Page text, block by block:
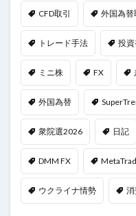
CFD取引 外国為替
トレード手法 投
ミニ株 FX
外国為替
衆院選2026 日記
DMM FX
ウクライナ情勢 消